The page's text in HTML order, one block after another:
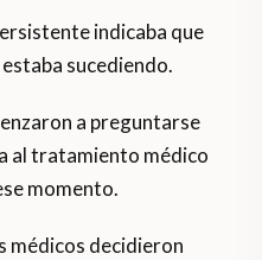
indicaba que
sucediendo.
a preguntarse
al tratamiento médico
momento.
médicos decidieron